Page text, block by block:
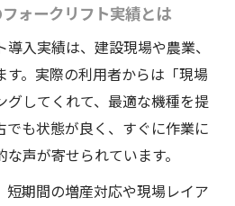
ォークリフト実績とは
入実績は、建設現場や農業、
。実際の利用者からは「現場
グしてくれて、最適な機種を提
も状態が良く、すぐに作業に
声が寄せられています。
短期間の増産対応や現場レイア